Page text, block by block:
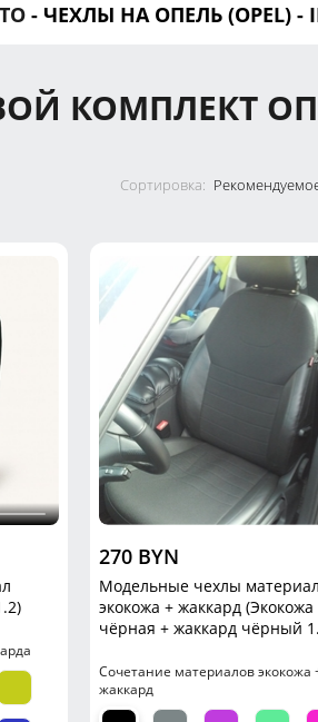
- ЧЕХЛЫ НА ОПЕЛЬ (OPEL) -
КОМПЛЕКТ
Сортировка:
270 BYN
Модельные чехлы материал
экокожа + жаккард (Экокожа
чёрная + жаккард чёрный
Сочетание материалов экокожа
жаккард